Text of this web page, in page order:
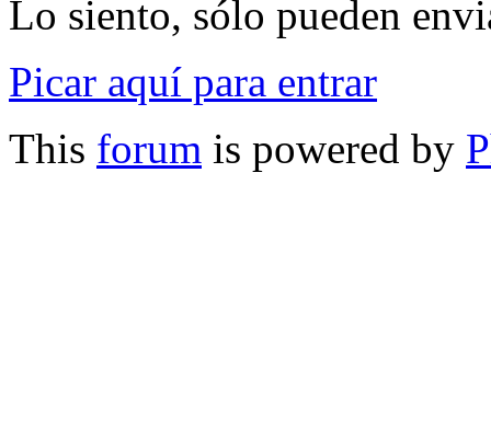
Lo siento, sólo pueden
Picar aquí para entrar
This forum is powered by